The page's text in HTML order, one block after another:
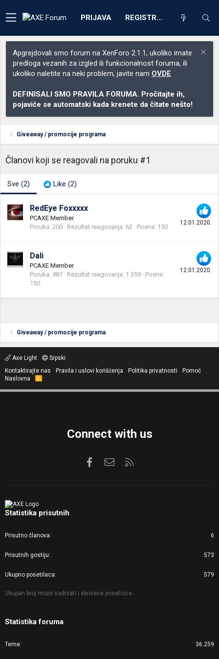
PRIJAVA REGISTRACIJA
Apgrejdovali smo forum na XenForo 2.1.1, ukoliko imate
predloga vezanih za izgled ili funkcionalnost foruma, ili
ukoliko naletite na neki problem, javite nam OVDE
DEFINISALI SMO PRAVILA FORUMA. Pročitajte ih,
pojaviće se automatski kada krenete da čitate nešto!
Giveaway / promocije programa
Članovi koji se reagovali na poruku #1
Sve (2) Like (2)
12.01.2020.
RedEye Foxxxxx
PCAXE Member
Poruka 200 Rezultat reagovanja 62 Poena 150
12.01.2020.
Dali
PCAXE Member
Poruka 487 Rezultat reagovanja 1.359
Poena
150
Giveaway / promocije programa
Axe Light
Srpski
Kontaktirajte nas
Pravila i uslovi korišćenja Politika privatnosti
Pomoć
Naslovna
R
S
Connect with us
FacebookKontaktirajte nas
Statistika prisutnih
Prisutno članova 6
Prisutnih gostiju 573
Ukupno posetilaca 579
Ukupan broj može sadržati i skrivene posetioce.
Statistika foruma
Teme 36.259